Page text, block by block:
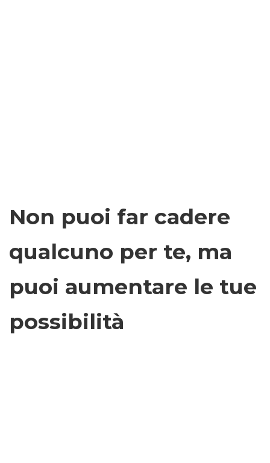
Non puoi far cadere
qualcuno per te, ma
puoi aumentare le tue
possibilità